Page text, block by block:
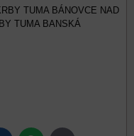
TUMA BÁNOVCE NAD
TUMA BANSKÁ